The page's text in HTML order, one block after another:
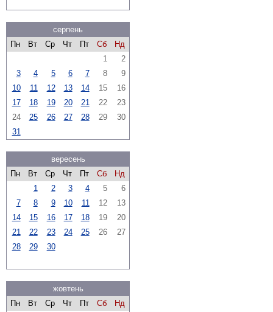
серпень
Пн
Вт Ср Чт Пт Сб
Нд
1
2
3
4 5 6 7 8
9
10
11 12 13 14 15
16
17
18 19 20 21 22
23
24
25 26 27 28 29
30
31
вересень
Пн
Вт Ср Чт Пт Сб
Нд
1
2 3 4 5
6
7
8 9 10 11 12
13
14
15 16 17 18 19
20
21
22 23 24 25 26
27
28
29 30
жовтень
Пн
Вт Ср Чт Пт Сб
Нд